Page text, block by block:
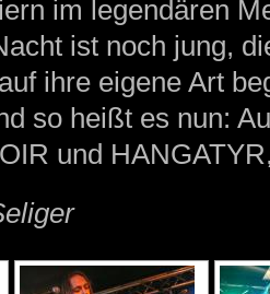
im legendären
ist noch jung,
ihre eigene Art
so heißt es nun:
und